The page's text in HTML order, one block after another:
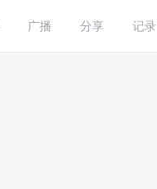
广播 分享 记录